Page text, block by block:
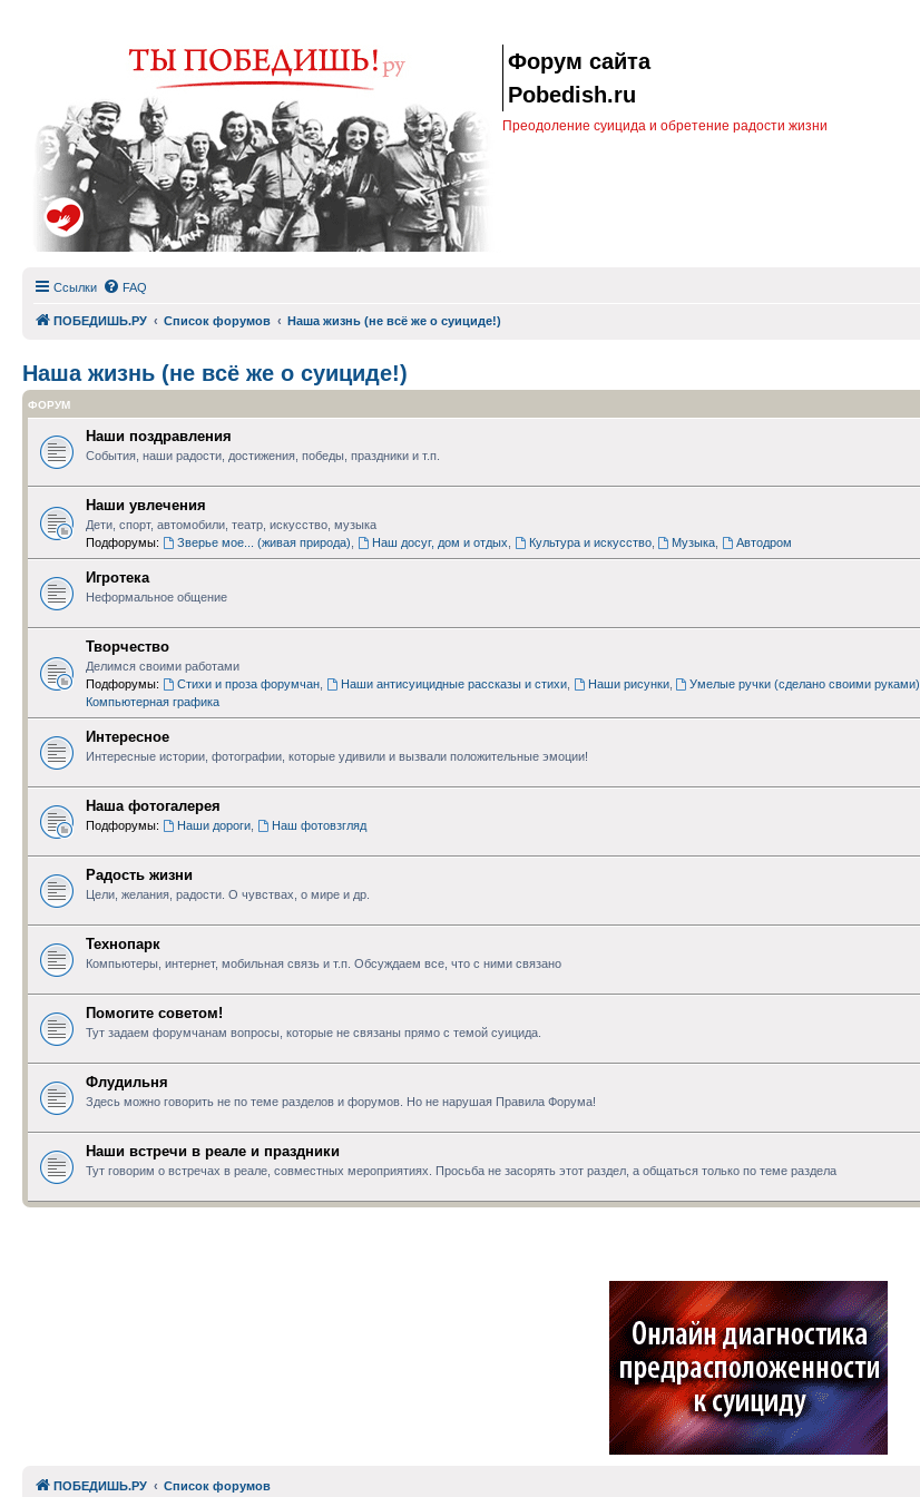
Форум сайта
Pobedish.ru
Преодоление суицида и обретение радости жизни
Ссылки FAQ
ПОБЕДИШЬ.РУ Список форумов Наша жизнь (не всё же о суициде!)
Наша жизнь (не всё же о суициде!)
ФОРУМ
Наши поздравления
События, наши радости, достижения, победы, праздники и т.п.
Наши увлечения
Дети, спорт, автомобили, театр, искусство, музыка
Подфорумы:
Зверье мое... (живая природа) Наш досуг, дом и отдых Культура и искусство, Музыка Автодром
Игротека
Неформальное общение
Творчество
Делимся своими работами
Подфорумы:
Стихи и проза форумчан, Наши антисуицидные рассказы и стихи, Наши рисунки, Умелые ручки (сделано своими руками)
Компьютерная графика
Интересное
Интересные истории, фотографии, которые удивили и вызвали положительные эмоции!
Наша фотогалерея
Подфорумы: Наши дороги, Наш фотовзгляд
Радость жизни
Цели, желания, радости. О чувствах, о мире и др.
Технопарк
Компьютеры, интернет, мобильная связь и т.п. Обсуждаем все, что с ними связано
Помогите советом!
Тут задаем форумчанам вопросы, которые не связаны прямо с темой суицида.
Флудильня
Здесь можно говорить не по теме разделов и форумов. Но не нарушая Правила Форума!
Наши встречи в реале и праздники
Тут говорим о встречах в реале, совместных мероприятиях. Просьба не засорять этот раздел, а общаться только по теме раздела
ПОБЕДИШЬ.РУ Список форумов